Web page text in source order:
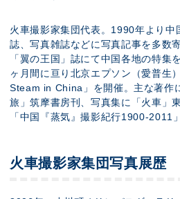
火車撮影家集団代表。1990年より中
誌、写真雑誌などに写真記事を多数
「翼の王国」誌にて中国各地の特集
ヶ月間に亘り北京エプソン（愛普生
Steam in China」を開催。主な著作
旅」筑摩書房刊、写真集に「火車」
「中国『蒸気』撮影紀行1900-2011
火車撮影家集団写真展歴